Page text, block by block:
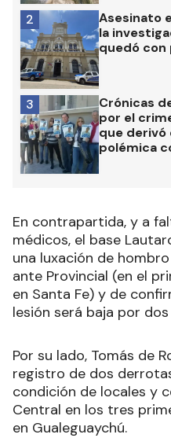
Asesinato
la
quedó
2
Crónicas
por el
que derivó
polémica
3
En contrapartida, y a
médicos, el base
una luxación de
ante Provincial (en el
en Santa Fe) y de
lesión será baja por dos
Por su lado, Tomás de
registro de dos
condición de locales y
Central en los tres
en Gualeguaychú.